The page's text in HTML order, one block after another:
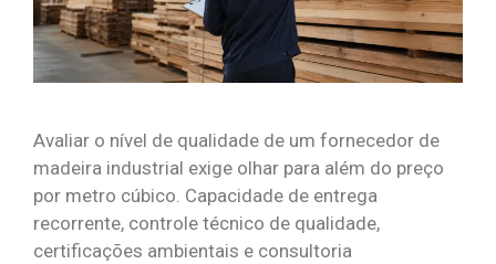
Avaliar o nível de qualidade de um fornecedor de
madeira industrial exige olhar para além do preço
por metro cúbico. Capacidade de entrega
recorrente, controle técnico de qualidade,
certificações ambientais e consultoria